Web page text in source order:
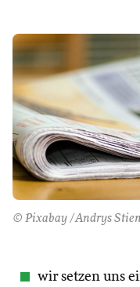
© Pixabay /Andrys
wir setzen uns